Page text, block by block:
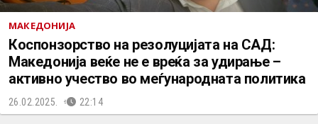
МАКЕДОНИЈА
Коспонзорство на резолуцијата на САД:
Македонија веќе не е вреќа за удирање –
активно учество во меѓународната политика
26.02.2025. 22:14